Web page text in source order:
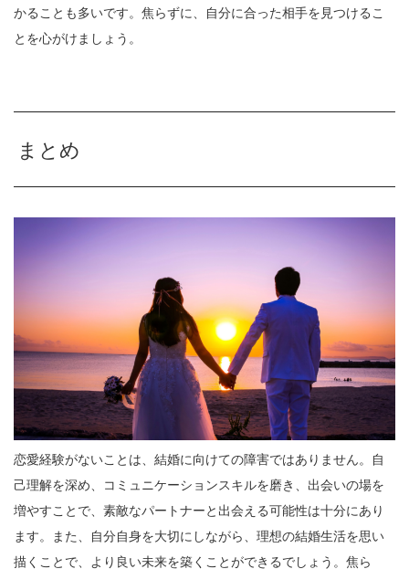
かることも多いです。焦らずに、自分に合った相手を見つけるこ
とを心がけましょう。
まとめ
恋愛経験がないことは、結婚に向けての障害ではありません。自
己理解を深め、コミュニケーションスキルを磨き、出会いの場を
増やすことで、素敵なパートナーと出会える可能性は十分にあり
ます。また、自分自身を大切にしながら、理想の結婚生活を思い
描くことで、より良い未来を築くことができるでしょう。焦ら